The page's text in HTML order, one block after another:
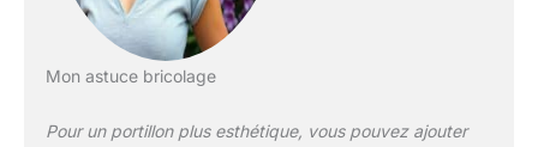
Mon astuce bricolage
Pour un portillon plus esthétique, vous pouvez ajouter